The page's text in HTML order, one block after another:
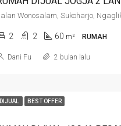
2 2 60 m² RUMAH
Dani Fu 2 bulan lalu
DIJUAL BEST OFFER